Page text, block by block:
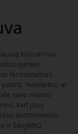
kulinarinio
termometrus,
Nesvarbu, ar
savo maisto
kad jūsų
asortimentas,
ir EasyBBQ